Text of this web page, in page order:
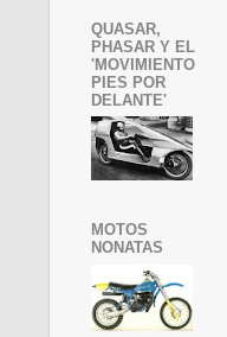
QUASAR,
PHASAR Y EL
'MOVIMIENTO
PIES POR
DELANTE'
MOTOS
NONATAS